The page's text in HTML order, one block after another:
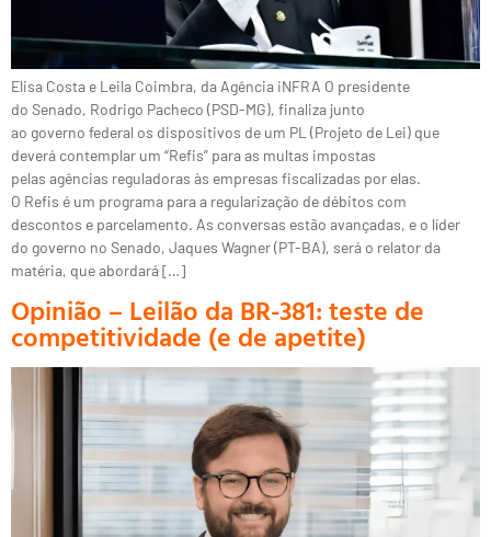
Elisa Costa e Leila Coimbra, da Agência iNFRA O presidente
do Senado, Rodrigo Pacheco (PSD-MG), finaliza junto
ao governo federal os dispositivos de um PL (Projeto de Lei) que
deverá contemplar um “Refis” para as multas impostas
pelas agências reguladoras às empresas fiscalizadas por elas.
O Refis é um programa para a regularização de débitos com
descontos e parcelamento. As conversas estão avançadas, e o líder
do governo no Senado, Jaques Wagner (PT-BA), será o relator da
matéria, que abordará […]
Opinião – Leilão da BR-381: teste de
competitividade (e de apetite)